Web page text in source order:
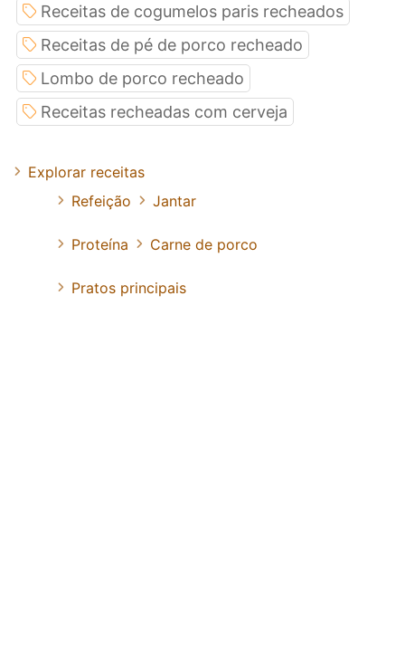
Receitas de cogumelos paris recheados
Receitas de pé de porco recheado
Lombo de porco recheado
Receitas recheadas com cerveja
Explorar receitas
Refeição
Jantar
Proteína Carne de porco
Pratos principais